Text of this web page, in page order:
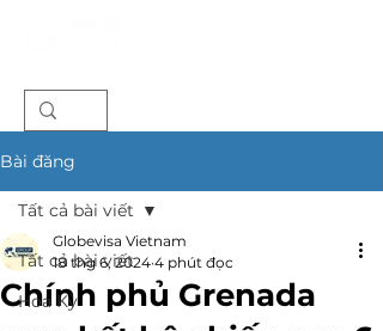
Bài đăng
Tất cả bài viết
Hoa Kỳ
Tất cả bài viết
Chính phủ Grenada
Globevisa Vietnam
18 thg 6, 2024 4 phút đọc